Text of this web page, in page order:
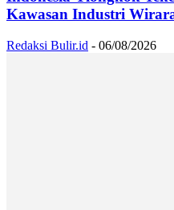
Kawasan Industri
Redaksi Bulir.id - 06/08/2026